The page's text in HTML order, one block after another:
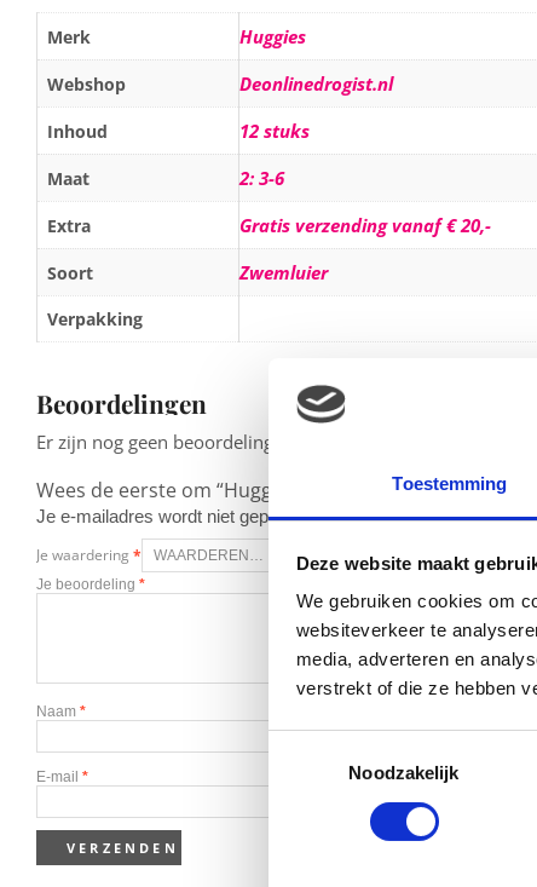
Toestemming
Deze website maakt
We gebruiken cookies om
websiteverkeer te
media, adverteren en
verstrekt of die ze hebben
Noodzakelijk
Merk Huggies
Webshop Deonlinedrogist.nl
Inhoud 12 stuks
Maat 2: 3-6
Extra Gratis verzending vanaf € 20,-
Soort Zwemluier
Verpakking
Beoordelingen
Er zijn nog geen beoordelingen.
Wees de eerste om “Huggies Little Swimmers Extra
Je e-mailadres wordt niet gepubliceerd. Vereiste velden zijn
Je waardering *
Je beoordeling *
Naam *
E-mail *